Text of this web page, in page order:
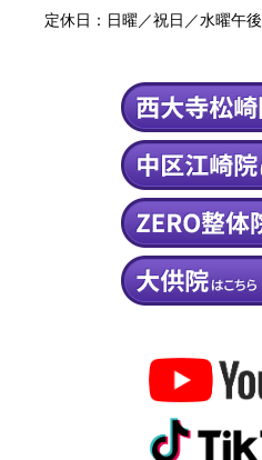
定休日：日曜／祝日／水曜午後